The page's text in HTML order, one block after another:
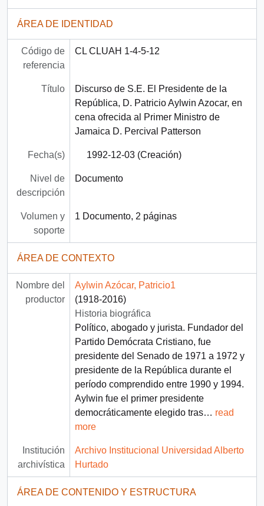
ÁREA DE IDENTIDAD
Código de
referencia
CL CLUAH 1-4-5-12
Título
Discurso de S.E. El Presidente de la
República, D. Patricio Aylwin Azocar, en
cena ofrecida al Primer Ministro de
Jamaica D. Percival Patterson
Fecha(s) 1992-12-03 (Creación)
Nivel de
descripción
Documento
Volumen y
soporte
1 Documento, 2 páginas
ÁREA DE CONTEXTO
Nombre del
productor
Aylwin Azócar, Patricio1
(1918-2016)
Historia biográfica
Político, abogado y jurista. Fundador del
Partido Demócrata Cristiano, fue
presidente del Senado de 1971 a 1972 y
presidente de la República durante el
período comprendido entre 1990 y 1994.
Aylwin fue el primer presidente
democráticamente elegido tras… read
more
Institución
archivística
Archivo Institucional Universidad Alberto
Hurtado
ÁREA DE CONTENIDO Y ESTRUCTURA